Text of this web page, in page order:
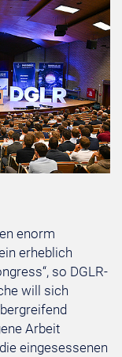
enorm
erheblich
so DGLR-
will sich
Arbeit
eingesessenen